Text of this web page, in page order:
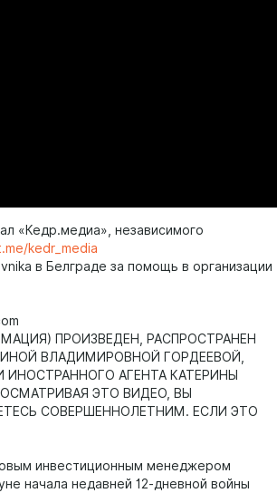
«Кедр.медиа», независимого
kedr_media
в Белграде за помощь в организации
ПРОИЗВЕДЕН, РАСПРОСТРАНЕН
ВЛАДИМИРОВНОЙ ГОРДЕЕВОЙ,
АГЕНТА КАТЕРИНЫ
ЭТО ВИДЕО, ВЫ
СОВЕРШЕННОЛЕТНИМ. ЕСЛИ ЭТО
инвестиционным менеджером
начала недавней 12-дневной войны